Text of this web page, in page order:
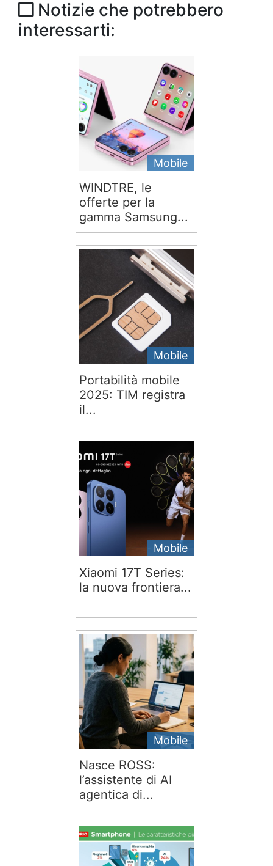
Notizie che potrebbero
interessarti:
Mobile
WINDTRE, le
offerte per la
gamma Samsung...
Mobile
Portabilità mobile
2025: TIM registra
il...
Mobile
Xiaomi 17T Series:
la nuova frontiera...
Mobile
Nasce ROSS:
l’assistente di AI
agentica di...